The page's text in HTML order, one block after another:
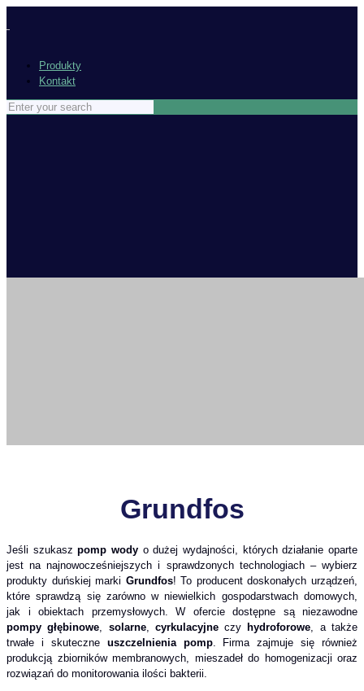
Produkty
Kontakt
Grundfos
Jeśli szukaszpomp wody o dużej wydajności, których działanie oparte
jest na najnowocześniejszych i sprawdzonych technologiach – wybierz
produkty duńskiej marki Grundfos! To producent doskonałych urządzeń,
które sprawdzą się zarówno w niewielkich gospodarstwach domowych,
jak i obiektach przemysłowych. W ofercie dostępne są niezawodne
pompy głębinowe
solarne, cyrkulacyjneczyhydroforowe , a także
trwałe i skuteczne uszczelnienia pomp. Firma zajmuje się również
produkcją zbiorników membranowych, mieszadeł do homogenizacji oraz
rozwiązań do monitorowania ilości bakterii.